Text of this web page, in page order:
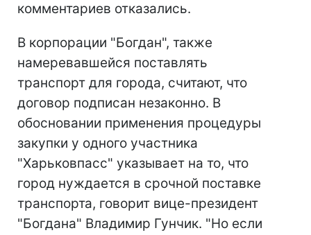
комментариев отказались.
В корпорации "Богдан", также
намеревавшейся поставлять
транспорт для города, считают, что
договор подписан незаконно. В
обосновании применения процедуры
закупки у одного участника
"Харьковпасс" указывает на то, что
город нуждается в срочной поставке
транспорта, говорит вице-президент
"Богдана" Владимир Гунчик. "Но если